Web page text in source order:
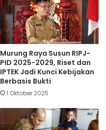
Murung Raya Susun RIPJ-
PID 2025-2029, Riset dan
IPTEK Jadi Kunci Kebijakan
Berbasis Bukti
1 Oktober 2025